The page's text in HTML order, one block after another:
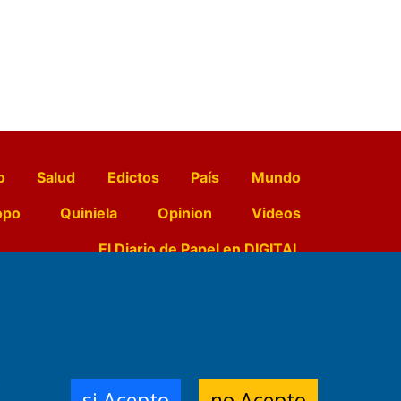
Salud Edictos País
Mundo
Quiniela Opinion
Videos
El Diario de Papel en DIGITAL